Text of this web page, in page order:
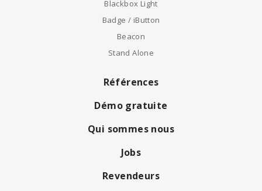
Blackbox Light
Badge / iButton
Beacon
Stand Alone
Références
Démo gratuite
Qui sommes nous
Jobs
Revendeurs